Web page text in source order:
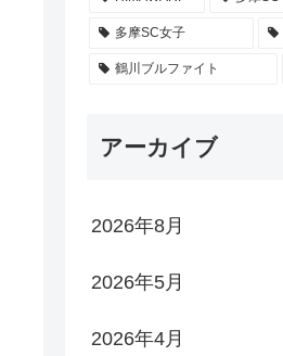
多摩SC女子
鶴川ブルファイト
アーカイブ
2026年8月
2026年5月
2026年4月